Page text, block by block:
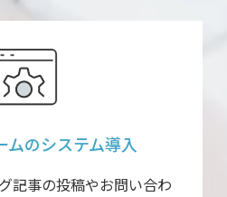
ムのシステム導入
記事の投稿やお問い合わ